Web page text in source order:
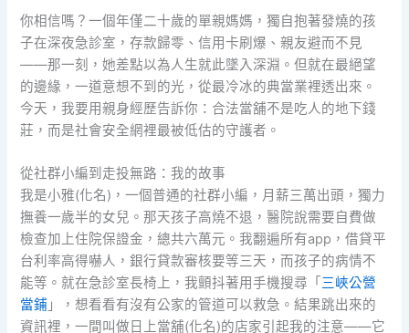
你相信嗎？一個年僅二十歲的單親媽媽，獨自抱著發燒的孩
子在深夜急診室，存款歸零、信用卡刷爆、親友避而不見
——那一刻，她差點以為人生就此墜入深淵。但就在最絕望
的邊緣，一道意想不到的光，從最冷冰的典當業裡透出來。
今天，我要用親身經歷告訴你：合法當舖不是吃人的地下錢
莊，而是社會安全網裡最被低估的守護者。
從社群小編到走投無路：我的故事
我是小雅(化名)，一個普通的社群小編，月薪三萬出頭，獨力
撫養一歲半的女兒。那天孩子高燒不退，醫院說需要自費做
檢查加上住院保證金，總共六萬元。我翻遍所有app，借貸平
台利率高得嚇人，銀行貸款審核要等三天，而孩子的病情不
能等。就在急診室長椅上，我顫抖著用手機搜尋「 三峽公營
當鋪 」，想看看有沒有公家的管道可以救急。結果跳出來的
資訊裡，一間叫做日上當舖(化名)的店家引起我的注意——它